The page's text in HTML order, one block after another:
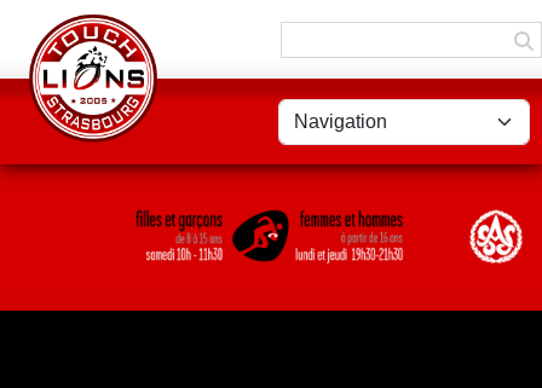
Panneau de gestion des cookies